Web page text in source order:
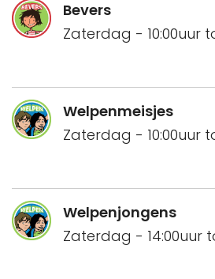
Bevers
Zaterdag - 10:00uur
Welpenmeisjes
Zaterdag - 10:00uur
Welpenjongens
Zaterdag - 14:00uur